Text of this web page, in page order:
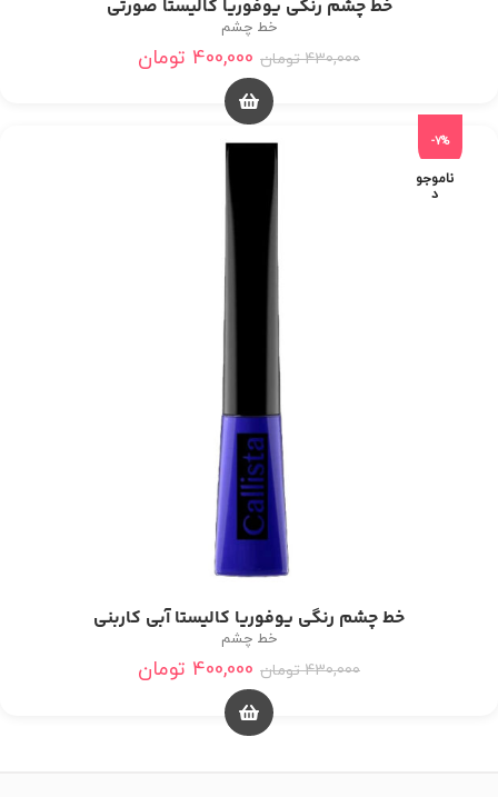
خط چشم رنگی یوفوریا کالیستا صورتی
خط چشم
430,000 تومان 400,000 تومان
-7%
ناموجو
د
خط چشم رنگی یوفوریا کالیستا آبی کاربنی
خط چشم
430,000 تومان 400,000 تومان